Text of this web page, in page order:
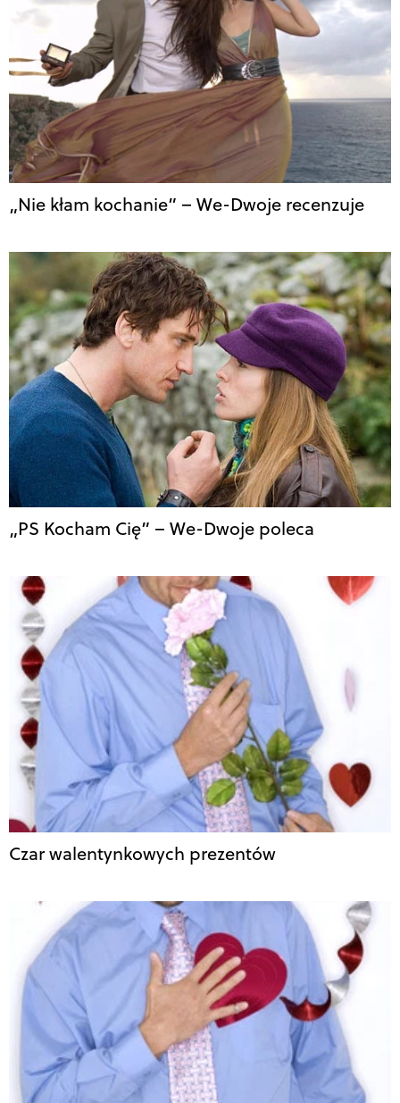
„Nie kłam kochanie” – We-Dwoje recenzuje
„PS Kocham Cię” – We-Dwoje poleca
Czar walentynkowych prezentów